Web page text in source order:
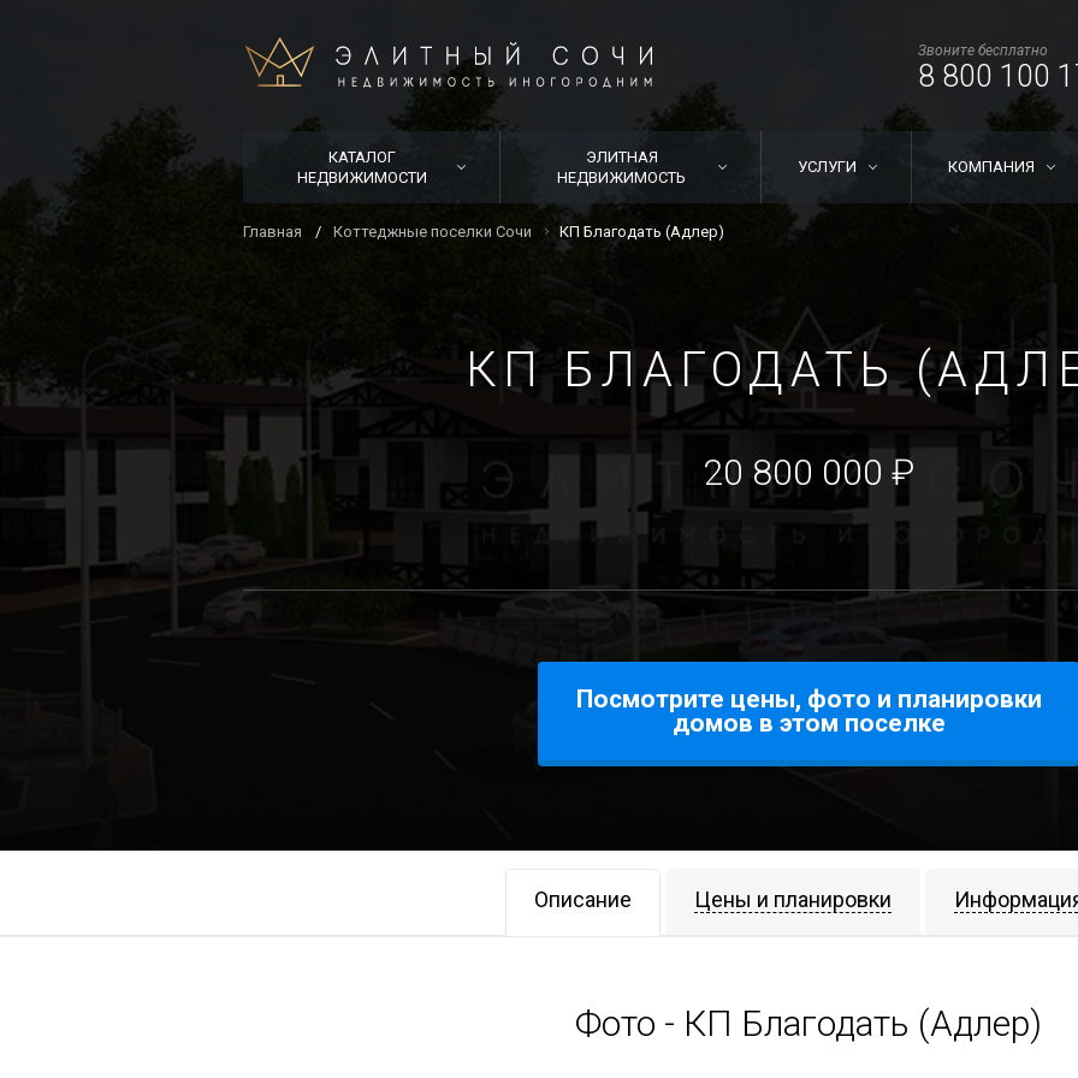
Звоните бесплатно
8 800 100
КАТАЛОГ
НЕДВИЖИМОСТИ
ЭЛИТНАЯ
НЕДВИЖИМОСТЬ
УСЛУГИ КОМПАНИЯ
Главная Коттеджные поселки Сочи КП Благодать (Адлер)
КП БЛАГОДАТЬ
20 800 000 ₽
Посмотрите цены, фото и планировки
домов в этом поселке
Описание Цены и планировки
Фото - КП Благодать (Адлер)